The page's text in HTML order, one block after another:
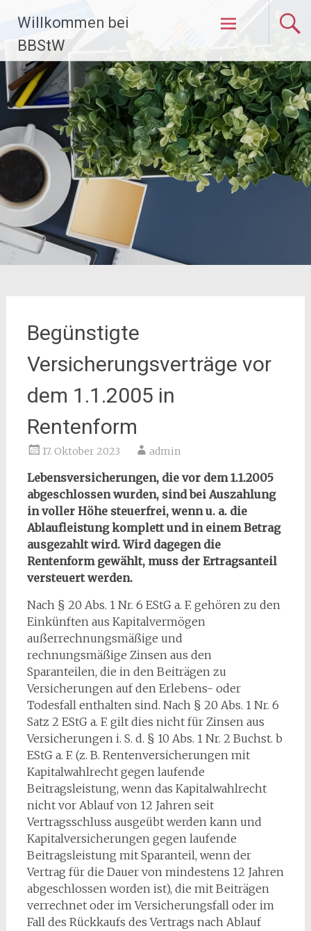
Inhalt
springen
Willkommen bei
BBStW
Begünstigte
Versicherungsverträge vor
dem 1.1.2005 in
Rentenform
17. Oktober 2023 admin
Lebensversicherungen, die vor dem 1.1.2005
abgeschlossen wurden, sind bei Auszahlung
in voller Höhe steuerfrei, wenn u. a. die
Ablaufleistung komplett und in einem Betrag
ausgezahlt wird. Wird dagegen die
Rentenform gewählt, muss der Ertragsanteil
versteuert werden.
Nach § 20 Abs. 1 Nr. 6 EStG a. F. gehören zu den
Einkünften aus Kapitalvermögen
außerrechnungsmäßige und
rechnungsmäßige Zinsen aus den
Sparanteilen, die in den Beiträgen zu
Versicherungen auf den Erlebens- oder
Todesfall enthalten sind. Nach § 20 Abs. 1 Nr. 6
Satz 2 EStG a. F. gilt dies nicht für Zinsen aus
Versicherungen i. S. d. § 10 Abs. 1 Nr. 2 Buchst. b
EStG a. F. (z. B. Rentenversicherungen mit
Kapitalwahlrecht gegen laufende
Beitragsleistung, wenn das Kapitalwahlrecht
nicht vor Ablauf von 12 Jahren seit
Vertragsschluss ausgeübt werden kann und
Kapitalversicherungen gegen laufende
Beitragsleistung mit Sparanteil, wenn der
Vertrag für die Dauer von mindestens 12 Jahren
abgeschlossen worden ist), die mit Beiträgen
verrechnet oder im Versicherungsfall oder im
Fall des Rückkaufs des Vertrags nach Ablauf